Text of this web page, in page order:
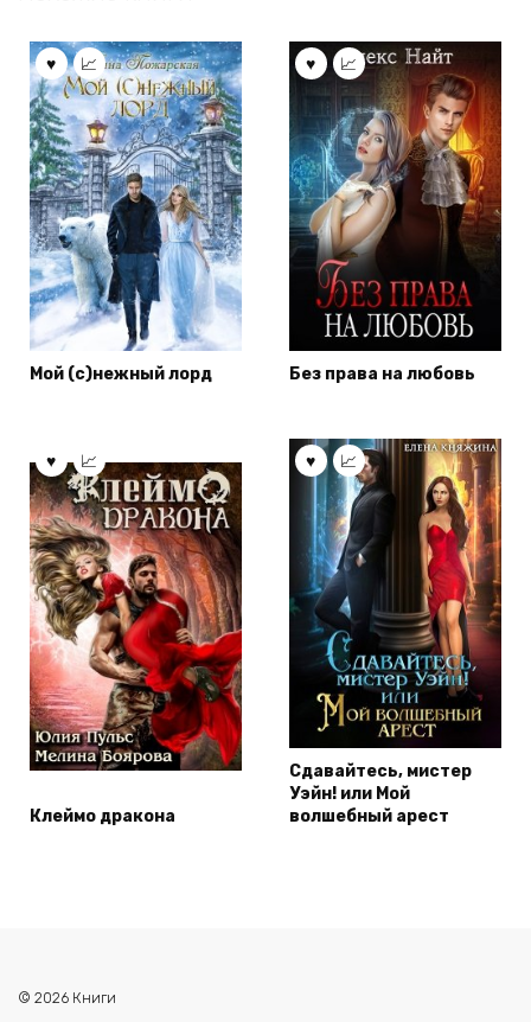
Мой (с)нежный лорд Без права на любовь
Клеймо дракона
Сдавайтесь, мистер
Уэйн! или Мой
волшебный арест
© 2026 Книги